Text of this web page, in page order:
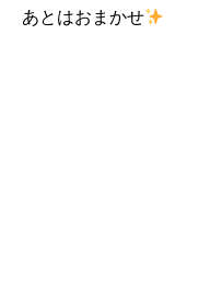
あとはおまかせ